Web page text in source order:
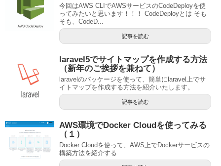
今回はAWS CLIでAWSサービスのCodeDeployを使
ってみたいと思います！！！ CodeDeployとは そも
そも、CodeD...
記事を読む
laravel5でサイトマップを作成する方法
（新年のご挨拶を兼ねて）
laravelのパッケージを使って、簡単にlaravel上でサ
イトマップを作成する方法を紹介いたします。
記事を読む
AWS環境でDocker Cloudを使ってみる
（１）
Docker Cloudを使って、AWS上でDockerサービスの
構築方法を紹介する